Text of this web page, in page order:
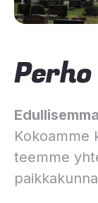
Perho
Kokoamme
teemme